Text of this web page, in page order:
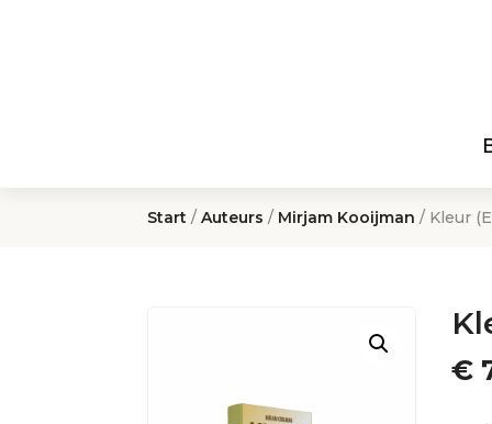
Start /Auteurs / Mirjam Kooijman / Kleur
€